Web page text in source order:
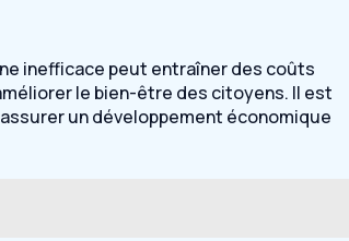
inefficace peut entraîner des coûts
le bien-être des citoyens. Il est
un développement économique